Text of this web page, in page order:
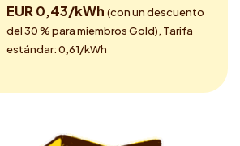
EUR 0,43/kWh (con un descuento
del 30 % para miembros Gold), Tarifa
estándar: 0,61/kWh